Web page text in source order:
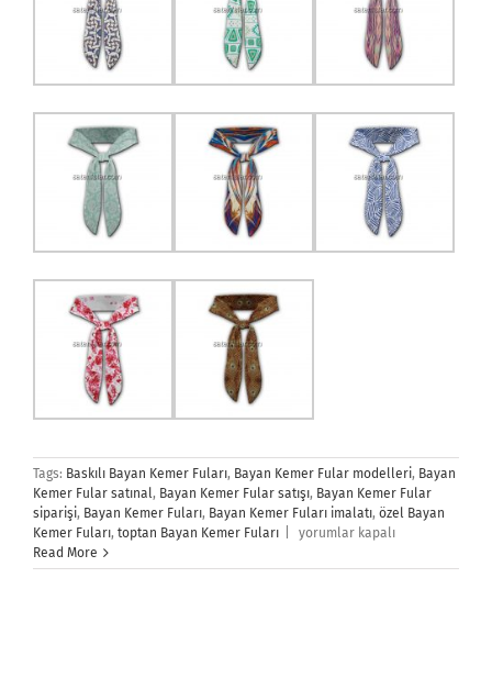
Tags: Baskılı Bayan Kemer Fuları, Bayan Kemer Fular modelleri, Bayan
Kemer Fular satınal, Bayan Kemer Fular satışı, Bayan Kemer Fular
siparişi, Bayan Kemer Fuları, Bayan Kemer Fuları imalatı, özel Bayan
Kemer Fuları, toptan Bayan Kemer Fuları
Bayan
Fuları
yorumlar kapalı
Read More